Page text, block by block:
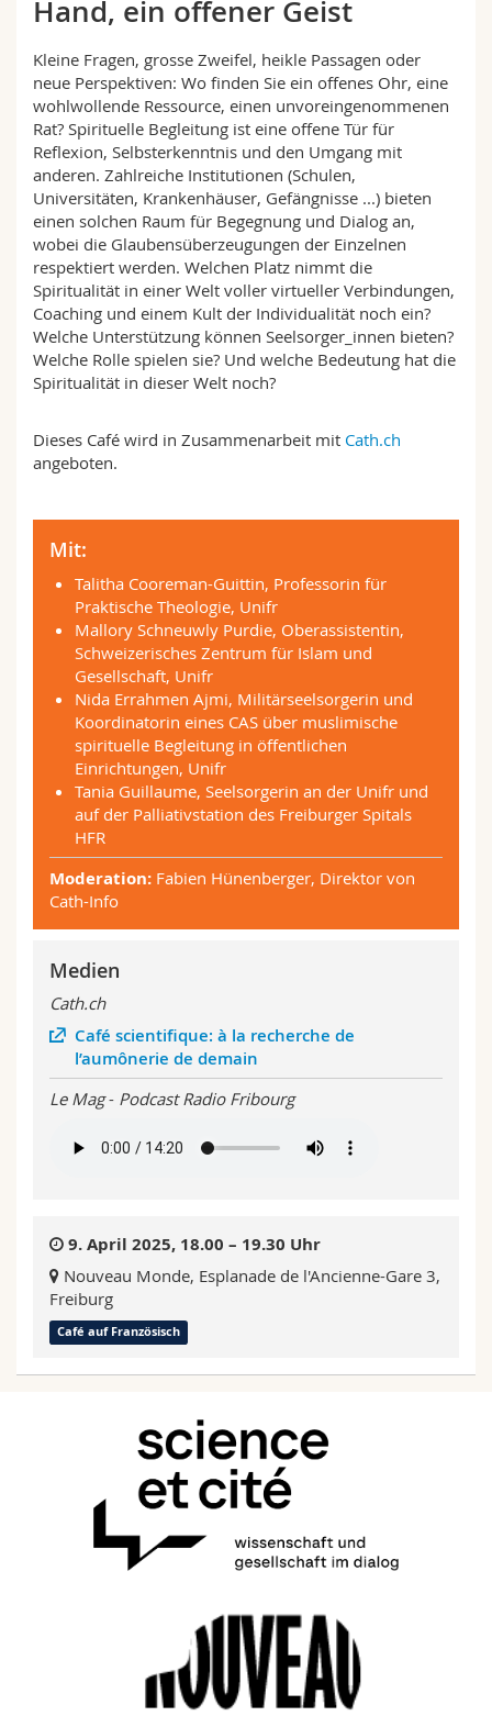
Math.-Nat. und Med. Fak.
Interfakultär
Mitarbeitende
Doktorierende
Webmail
Vorlesungsverzeichnis
MyUnifr
Hand, ein offener Geist
Kleine Fragen, grosse Zweifel, heikle Passagen oder
neue Perspektiven: Wo finden Sie ein offenes Ohr, eine
wohlwollende Ressource, einen unvoreingenommenen
Rat? Spirituelle Begleitung ist eine offene Tür für
Reflexion, Selbsterkenntnis und den Umgang mit
anderen. Zahlreiche Institutionen (Schulen,
Universitäten, Krankenhäuser, Gefängnisse ...) bieten
einen solchen Raum für Begegnung und Dialog an,
wobei die Glaubensüberzeugungen der Einzelnen
respektiert werden. Welchen Platz nimmt die
Spiritualität in einer Welt voller virtueller Verbindungen,
Coaching und einem Kult der Individualität noch ein?
Welche Unterstützung können Seelsorger_innen bieten?
Welche Rolle spielen sie? Und welche Bedeutung hat die
Spiritualität in dieser Welt noch?
Dieses Café wird in Zusammenarbeit mit Cath.ch
angeboten.
Mit:
Talitha Cooreman-Guittin, Professorin für
Praktische Theologie, Unifr
Mallory Schneuwly Purdie, Oberassistentin,
Schweizerisches Zentrum für Islam und
Gesellschaft, Unifr
Nida Errahmen Ajmi, Militärseelsorgerin und
Koordinatorin eines CAS über muslimische
spirituelle Begleitung in öffentlichen
Einrichtungen, Unifr
Tania Guillaume, Seelsorgerin an der Unifr und
auf der Palliativstation des Freiburger Spitals
HFR
Moderation: Fabien Hünenberger, Direktor von
Cath-Info
Medien
Cath.ch
Café scientifique: à la recherche de
l’aumônerie de demain
Le Mag- Podcast Radio Fribourg
9. April 2025, 18.00 – 19.30 Uhr
Nouveau Monde, Esplanade de l'Ancienne-Gare 3,
Freiburg
Café auf Französisch